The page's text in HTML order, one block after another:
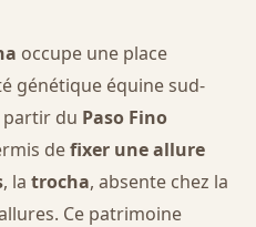
occupe une place
génétique équine sud-
partir du Paso Fino
defixer une allure
, la trocha, absente chez la
Ce patrimoine